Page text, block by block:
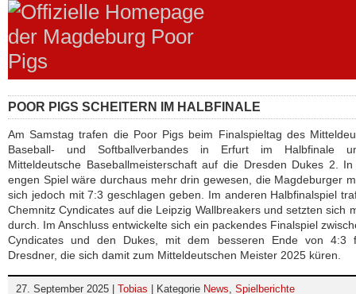
POOR PIGS SCHEITERN IM HALBFINALE
Am Samstag trafen die Poor Pigs beim Finalspieltag des
Baseball- und Softballverbandes in Erfurt im Halbfinale
Mitteldeutsche Baseballmeisterschaft auf die Dresden Dukes 2.
engen Spiel wäre durchaus mehr drin gewesen, die Magdeburger
sich jedoch mit 7:3 geschlagen geben. Im anderen Halbfinalspiel
Chemnitz Cyndicates auf die Leipzig Wallbreakers und setzten sich
durch. Im Anschluss entwickelte sich ein packendes Finalspiel
Cyndicates und den Dukes, mit dem besseren Ende von 4:3
Dresdner, die sich damit zum Mitteldeutschen Meister 2025 küren.
27. September 2025 | Tobias | Kategorie News, Spielberichte